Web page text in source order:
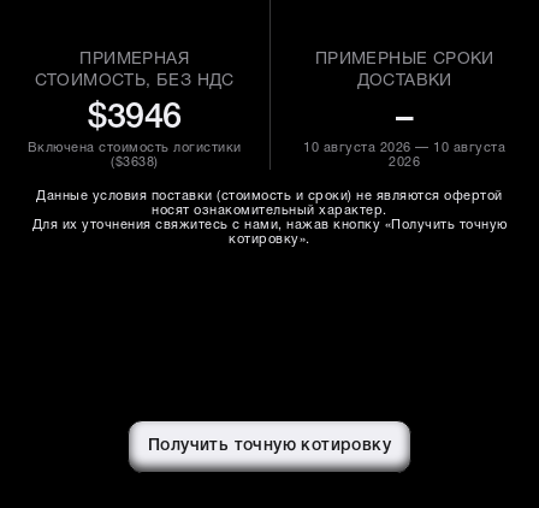
ПРИМЕРНАЯ
СТОИМОСТЬ, БЕЗ НДС
$3946
Включена стоимость логистики
($3638)
ПРИМЕРНЫЕ СРОКИ
ДОСТАВКИ
–
10 августа 2026 — 10 августа
2026
Данные условия поставки (стоимость и сроки) не являются офертой
носят ознакомительный характер.
Для их уточнения свяжитесь с нами, нажав кнопку «Получить точную
котировку».
Получить точную котировку